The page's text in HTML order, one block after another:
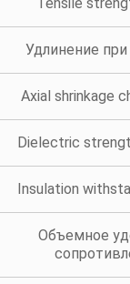
Tensile
Удлинение
Axial shrinkage
Dielectric
Insulation
Объемное